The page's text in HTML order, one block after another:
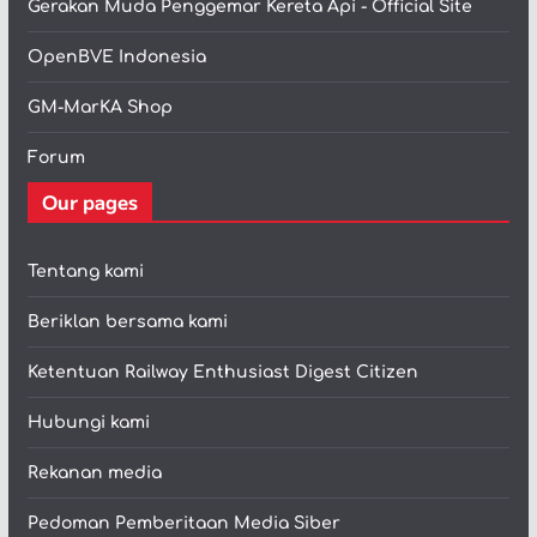
Gerakan Muda Penggemar Kereta Api - Official Site
OpenBVE Indonesia
GM-MarKA Shop
Forum
Our pages
Tentang kami
Beriklan bersama kami
Ketentuan Railway Enthusiast Digest Citizen
Hubungi kami
Rekanan media
Pedoman Pemberitaan Media Siber